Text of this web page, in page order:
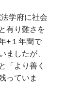
学府に社会
有り難さを
+１年間で
ましたが、
「より善く
っていま